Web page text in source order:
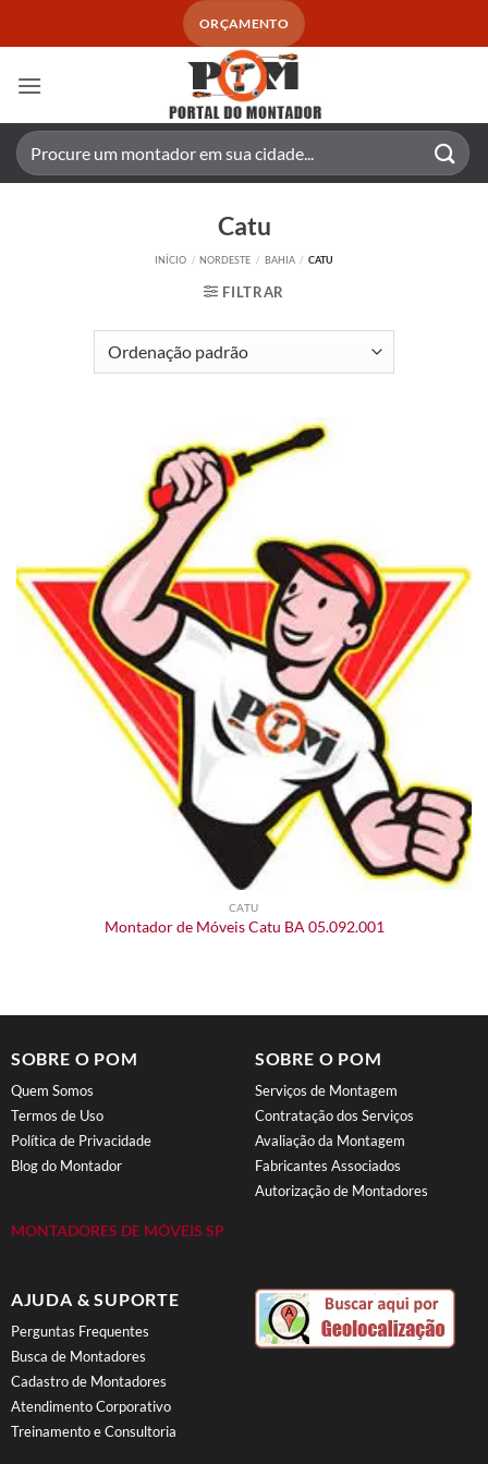
ORÇAMENTO
Pesquisar
por:
Catu
INÍCIO / NORDESTE / BAHIA / CATU
FILTRAR
CATU
Montador de Móveis Catu BA 05.092.001
SOBRE O POM
Quem Somos
Termos de Uso
Política de Privacidade
Blog do Montador
MONTADORES DE MÓVEIS SP
SOBRE O POM
Serviços de Montagem
Contratação dos Serviços
Avaliação da Montagem
Fabricantes Associados
Autorização de Montadores
AJUDA & SUPORTE
Perguntas Frequentes
Busca de Montadores
Cadastro de Montadores
Atendimento Corporativo
Treinamento e Consultoria